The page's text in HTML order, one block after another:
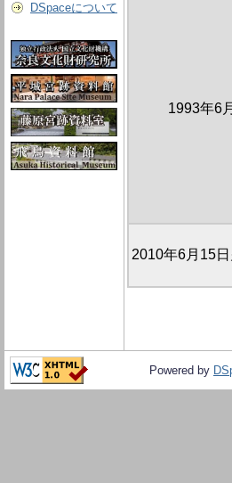
DSpaceについて
1993年6月
2010年6月15日
Powered by